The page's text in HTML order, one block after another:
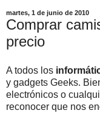
martes, 1 de junio de 2010
Comprar
precio
A todos los
y gadgets Geeks.
electrónicos o
reconocer que nos